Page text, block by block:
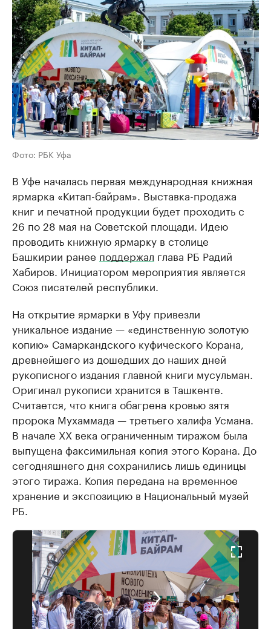
Фото: РБК Уфа
В Уфе началась первая международная книжная
ярмарка «Китап-байрам». Выставка-продажа
книг и печатной продукции будет проходить с
26 по 28 мая на Советской площади. Идею
проводить книжную ярмарку в столице
Башкирии ранее поддержал глава РБ Радий
Хабиров. Инициатором мероприятия является
Союз писателей республики.
На открытие ярмарки в Уфу привезли
уникальное издание — «единственную золотую
копию» Самаркандского куфического Корана,
древнейшего из дошедших до наших дней
рукописного издания главной книги мусульман.
Оригинал рукописи хранится в Ташкенте.
Считается, что книга обагрена кровью зятя
пророка Мухаммада — третьего халифа Усмана.
В начале XX века ограниченным тиражом была
выпущена факсимильная копия этого Корана. До
сегодняшнего дня сохранились лишь единицы
этого тиража. Копия передана на временное
хранение и экспозицию в Национальный музей
РБ.